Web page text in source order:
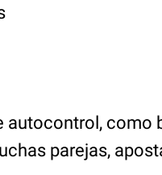
como
parejas,